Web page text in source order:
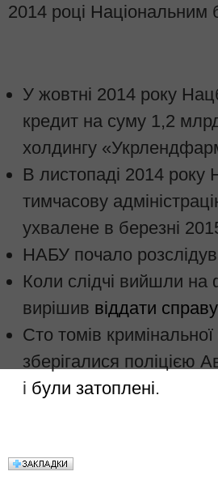
2014 році Національним
У жовтні 2014 року
кредит на суму 1,2
холдингу
В листопаді 2014 року
тимчасову
ухвалене в березні
НАБУ почало
Коли слідчі вийшли на
вирішив віддати
Сто томів
зберігалися поліцією
і були затоплені.